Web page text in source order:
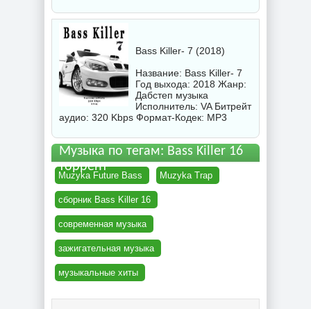
Bass Killer- 7 (2018)
Название: Bass Killer- 7
Год выхода: 2018 Жанр:
Дабстеп музыка
Исполнитель: VAБитрейт
аудио: 320 Kbps Формат-Кодек: MP3
Музыка по тегам: Bass Killer 16
торрент
Muzyka Future Bass Muzyka Trap
сборник Bass Killer 16
современная музыка
зажигательная музыка
музыкальные хиты